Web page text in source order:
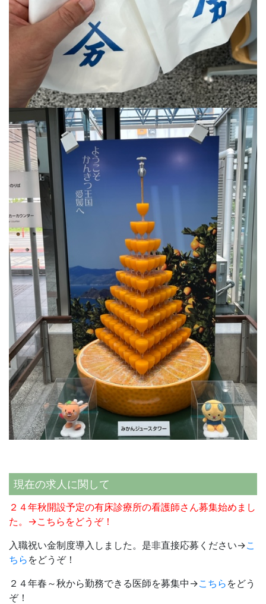
現在の求人に関して
２４年秋開設予定の有床診療所の看護師さん募集始めまし
た。→こちら をどうぞ！
入職祝い金制度導入しました。是非直接応募ください→こ
ちら をどうぞ！
２４年春～秋から勤務できる医師を募集中→こちら をどう
ぞ！